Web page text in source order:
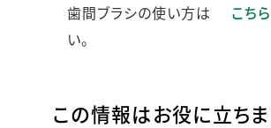
歯間ブラシの使い方は
こちら
い。
この情報はお役に立ちま